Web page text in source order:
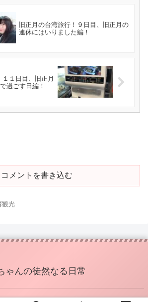
旧正月の台湾旅行！９日目、旧正月の
連休にはいりました編！
１１日目、旧正月
過ごす日編！
コメントを書き込む
観光
ゃんの徒然なる日常